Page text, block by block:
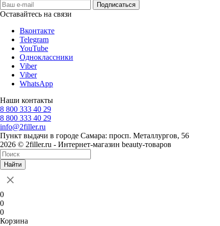
Оставайтесь на связи
Вконтакте
Telegram
YouTube
Одноклассники
Viber
Viber
WhatsApp
Наши контакты
8 800 333 40 29
8 800 333 40 29
info@2filler.ru
Пункт выдачи в городе Самара: просп. Металлургов, 56
2026 © 2filler.ru - Интернет-магазин beauty-товаров
Найти
0
0
0
Корзина